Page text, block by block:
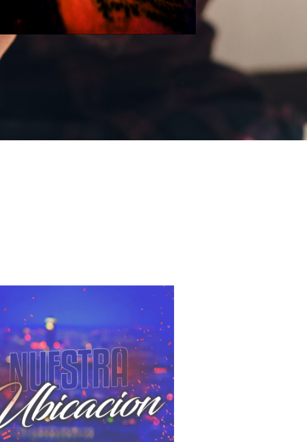
UBICACION
Para mas informacion sobre